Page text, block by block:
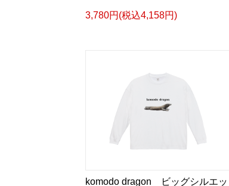
3,780円(税込4,158円)
komodo dragon ビッグシルエッ